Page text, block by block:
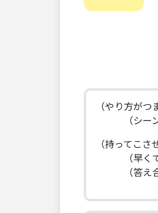
（やり方が
（シーンと
（持ってこさ
（早くでき
（答え合わ